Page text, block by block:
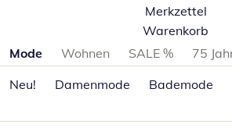
Merkzettel
Warenkorb
Produktkategorien überspringen
Mode Wohnen SALE %
75
Neu!
Damenmode Bademode